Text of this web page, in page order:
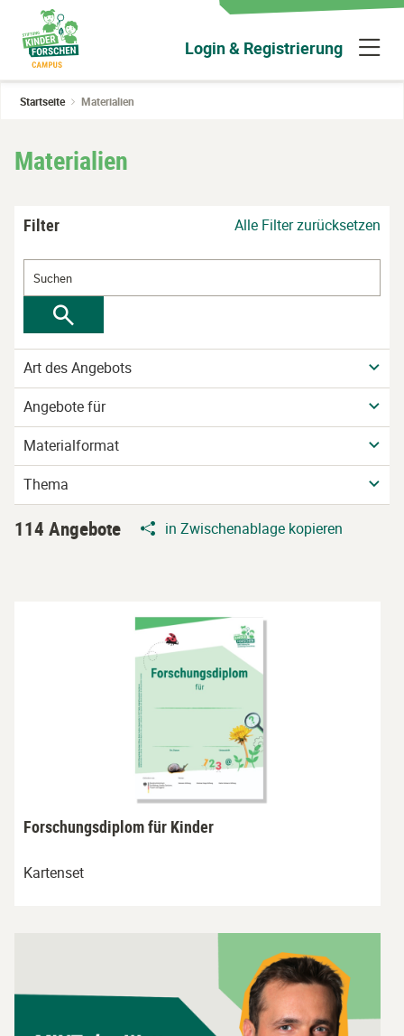
Hauptinhalt
wechseln
Login & Registrierung
Startseite Materialien
Materialien
Filter Alle Filter zurücksetzen
Art des Angebots
Angebote für
Materialformat
Thema
114 Angebote in Zwischenablage kopieren
Forschungsdiplom für Kinder
Kartenset